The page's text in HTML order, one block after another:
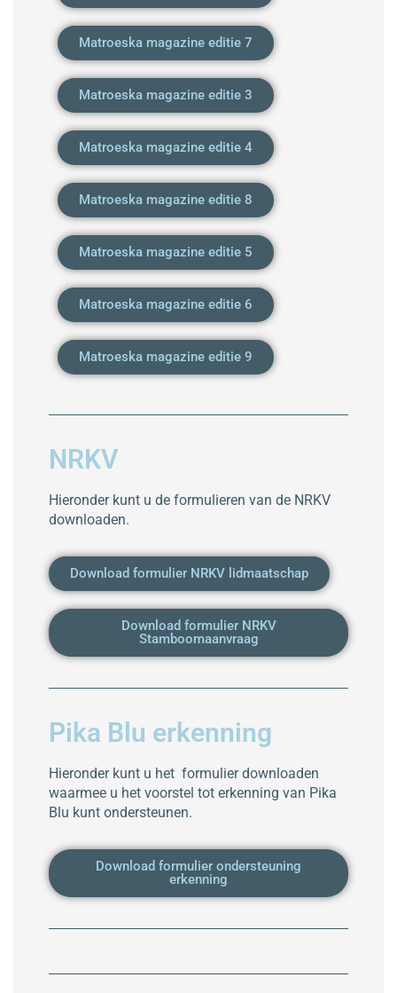
Matroeska magazine editie 7
Matroeska magazine editie 3
Matroeska magazine editie 4
Matroeska magazine editie 8
Matroeska magazine editie 5
Matroeska magazine editie 6
Matroeska magazine editie 9
NRKV
Hieronder kunt u de formulieren van de NRKV
downloaden.
Download formulier NRKV lidmaatschap
Download formulier NRKV
Stamboomaanvraag
Pika Blu erkenning
Hieronder kunt u het formulier downloaden
waarmee u het voorstel tot erkenning van Pika
Blu kunt ondersteunen.
Download formulier ondersteuning
erkenning